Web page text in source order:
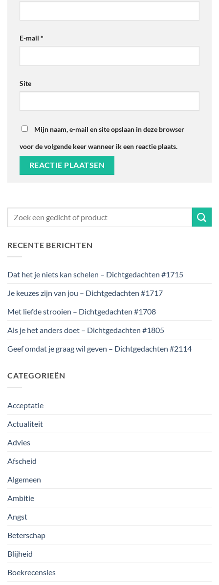
E-mail *
Site
Mijn naam, e-mail en site opslaan in deze browser
voor de volgende keer wanneer ik een reactie plaats.
RECENTE BERICHTEN
Dat het je niets kan schelen – Dichtgedachten #1715
Je keuzes zijn van jou – Dichtgedachten #1717
Met liefde strooien – Dichtgedachten #1708
Als je het anders doet – Dichtgedachten #1805
Geef omdat je graag wil geven – Dichtgedachten #2114
CATEGORIEËN
Acceptatie
Actualiteit
Advies
Afscheid
Algemeen
Ambitie
Angst
Beterschap
Blijheid
Boekrecensies